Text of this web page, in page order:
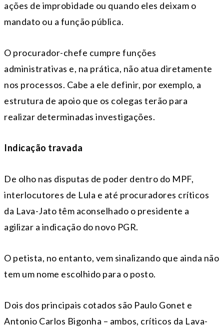
ações de improbidade ou quando eles deixam o
mandato ou a função pública.
O procurador-chefe cumpre funções
administrativas e, na prática, não atua diretamente
nos processos. Cabe a ele definir, por exemplo, a
estrutura de apoio que os colegas terão para
realizar determinadas investigações.
Indicação travada
De olho nas disputas de poder dentro do MPF,
interlocutores de Lula e até procuradores críticos
da Lava-Jato têm aconselhado o presidente a
agilizar a indicação do novo PGR.
O petista, no entanto, vem sinalizando que ainda não
tem um nome escolhido para o posto.
Dois dos principais cotados são Paulo Gonet e
Antonio Carlos Bigonha – ambos, críticos da Lava-